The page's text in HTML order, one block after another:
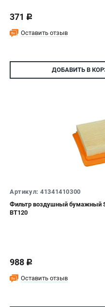
371 c
Оставить отзыв
ДОБАВИТЬ В
Артикул: 41341410300
Фильтр воздушный бумажный
ВТ120
988 c
Оставить отзыв